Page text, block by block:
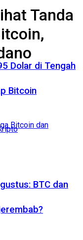
Dolar di Tengah
Bitcoin
BTC dan
Tanda